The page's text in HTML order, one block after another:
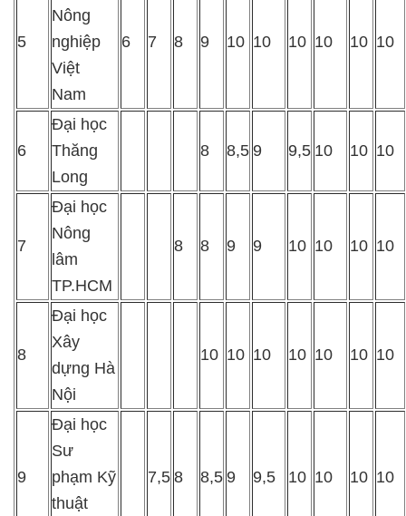
5
Nông
nghiệp
Việt
Nam
6 7 8 9 10 10 10 10 10 10
6
Đại học
Thăng
Long
8 8,5 9 9,5 10 10 10
7
Đại học
Nông
lâm
TP.HCM
8 8 9 9 10 10 10 10
8
Đại học
Xây
dựng Hà
Nội
10 10 10 10 10 10 10
9
Đại học
Sư
phạm Kỹ
thuật
7,5 8 8,5 9 9,5 10 10 10 10